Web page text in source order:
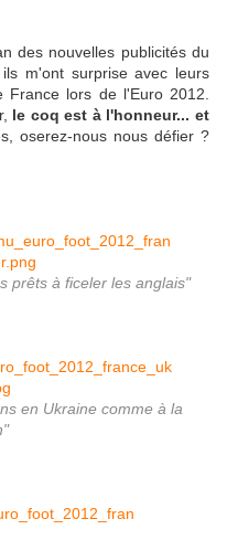
des nouvelles publicités du
m'ont surprise avec leurs
lors de l'Euro 2012.
le coq est à l'honneur... et
oserez-nous nous défier ?
prêts à ficeler les anglais"
en Ukraine comme à la